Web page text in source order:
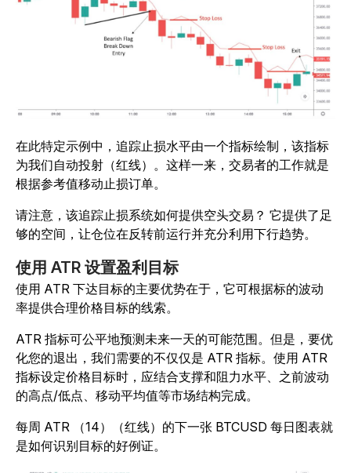
在此特定示例中，追踪止损水平由一个指标绘制，该指标
为我们自动投射（红线）。这样一来，交易者的工作就是
根据参考值移动止损订单。
请注意，该追踪止损系统如何提供空头交易？ 它提供了足
够的空间，让仓位在反转前运行并充分利用下行趋势。
使用 ATR 设置盈利目标
使用 ATR 下达目标的主要优势在于，它可根据标的波动
率提供合理价格目标的线索。
ATR 指标可公平地预测未来一天的可能范围。但是，要优
化您的退出，我们需要的不仅仅是 ATR 指标。使用 ATR
指标设定价格目标时，应结合支撑和阻力水平、之前波动
的高点/低点、移动平均值等市场结构完成。
每周 ATR （14）（红线）的下一张 BTCUSD 每日图表就
是如何识别目标的好例证。